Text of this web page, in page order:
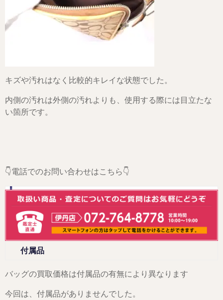
キズや汚れはなく比較的キレイな状態でした。
内側の汚れは外側の汚れよりも、使用する際には目立たな
い箇所です。
👇電話でのお問い合わせはこちら👇
付属品
バッグの買取価格は付属品の有無により異なります
今回は、付属品がありませんでした。